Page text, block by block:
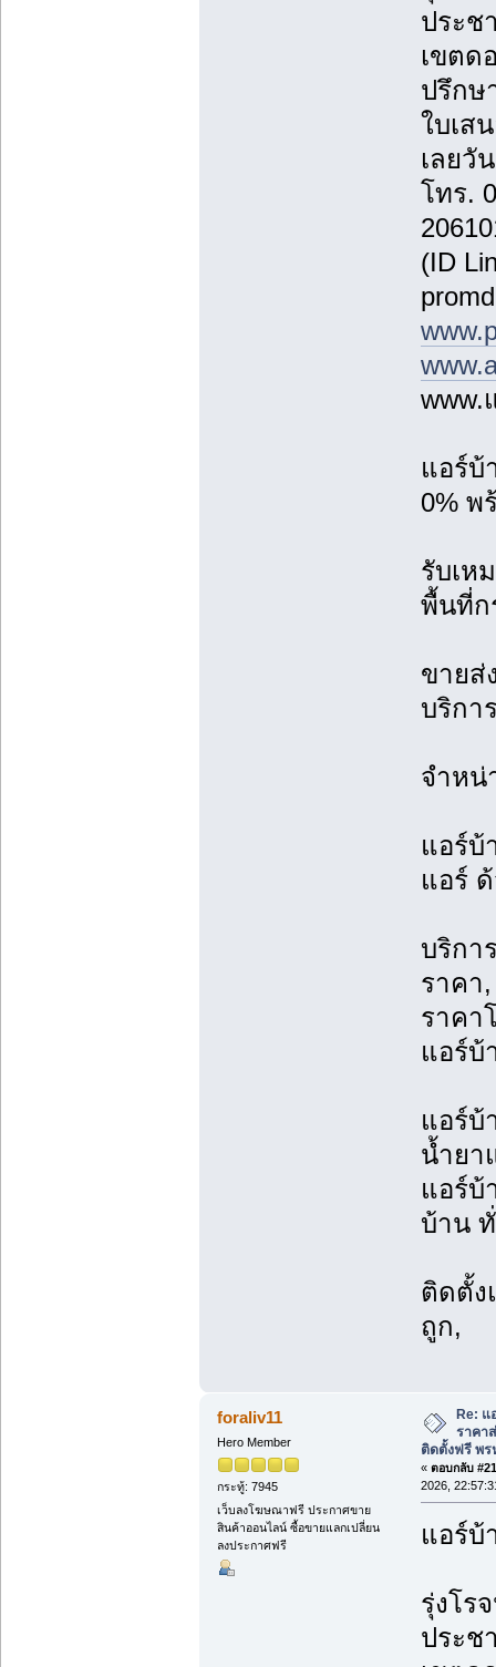
ประช
เขตด
ปรึกษ
ใบเส
เลยวั
โทร.
(ID
www.
แอร์บ้
0% พ
รับเห
พื้นที่ก
ขายส่
บริกา
จำหน่
แอร์บ้
แอร์
บริกา
ราคา
ราคา
แอร์บ้
แอร์บ้
น้ำยา
แอร์บ้
บ้าน
ติดตั้ง
ถูก,
foraliv11
Hero Member
กระทู้: 7945
เว็บลงโฆษณาฟรี ประกาศขาย
สินค้าออนไลน์ ซื้อขายแลกเปลี่ยน
ลงประกาศฟรี
Re: แ
ราคา
ติดตั้งฟรี พร
« ตอบกลับ
2026,
แอร์บ้
รุ่งโร
ประช